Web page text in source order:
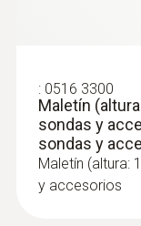
: 0516 3300
Maletín
sondas y
sondas y
Maletín (altura:
y accesorios